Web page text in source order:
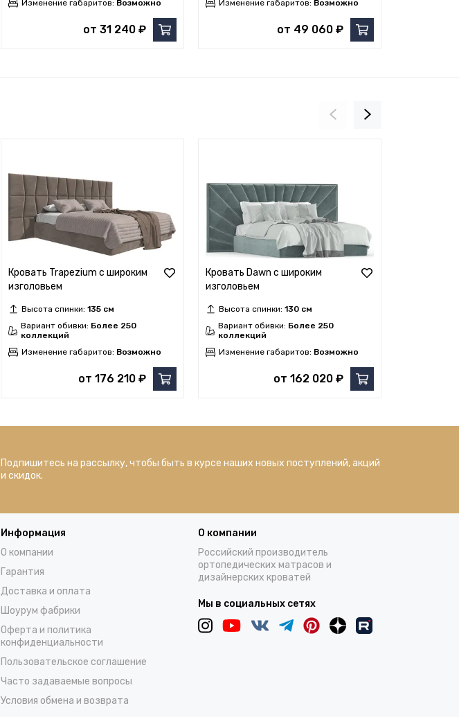
Изменение габаритов: Возможно
от 31 240 ₽
Изменение габаритов: Возможно
от 49 060 ₽
Кровать Trapezium с широким
изголовьем
Высота спинки: 135 см
Вариант обивки: Более 250
коллекций
Изменение габаритов: Возможно
от 176 210 ₽
Кровать Dawn с широким
изголовьем
Высота спинки: 130 см
Вариант обивки: Более 250
коллекций
Изменение габаритов: Возможно
от 162 020 ₽
Подпишитесь на рассылку, чтобы быть в курсе наших новых поступлений, акций
и скидок.
Информация
О компании
Гарантия
Доставка и оплата
Шоурум фабрики
Оферта и политика
конфиденциальности
Пользовательское соглашение
Часто задаваемые вопросы
Условия обмена и возврата
О компании
Российский производитель
ортопедических матрасов и
дизайнерских кроватей
Мы в социальных сетях